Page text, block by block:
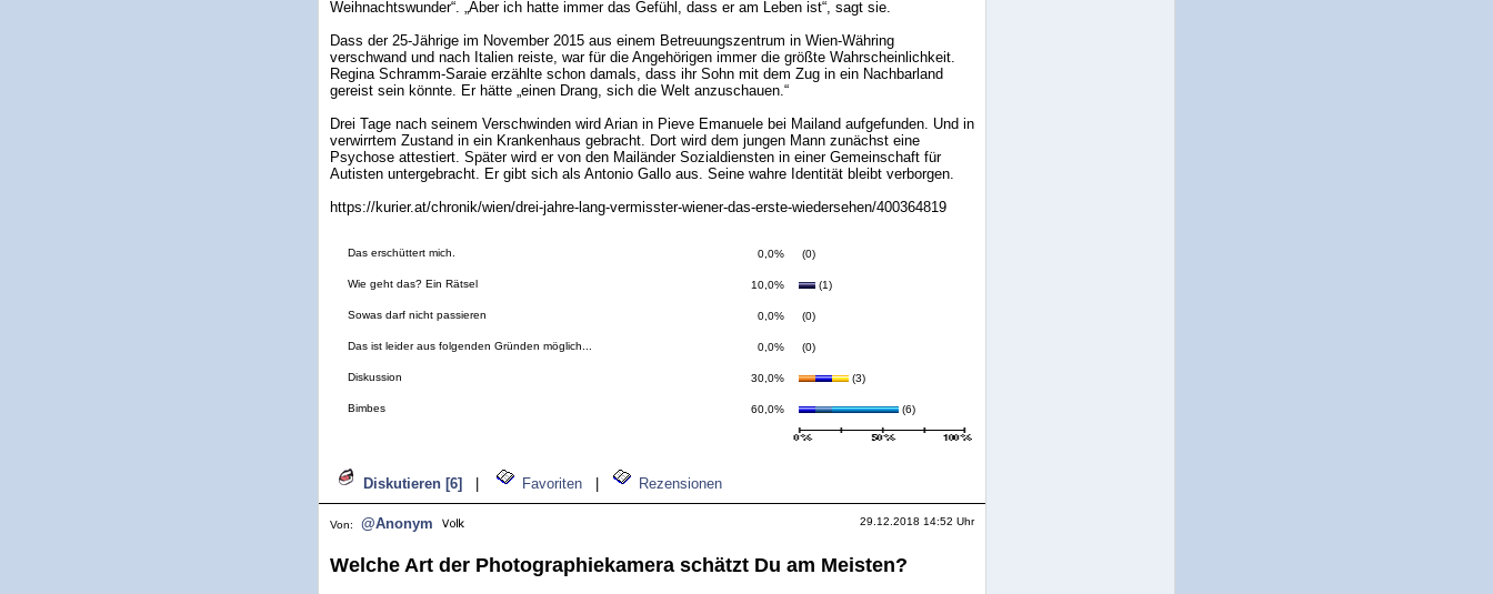
Weihnachtswunder“. „Aber ich hatte immer das Gefühl, dass er am Leben ist“, sagt sie.
Dass der 25-Jährige im November 2015 aus einem Betreuungszentrum in Wien-Währing
verschwand und nach Italien reiste, war für die Angehörigen immer die größte Wahrscheinlichkeit.
Regina Schramm-Saraie erzählte schon damals, dass ihr Sohn mit dem Zug in ein Nachbarland
gereist sein könnte. Er hätte „einen Drang, sich die Welt anzuschauen.“
Drei Tage nach seinem Verschwinden wird Arian in Pieve Emanuele bei Mailand aufgefunden. Und in
verwirrtem Zustand in ein Krankenhaus gebracht. Dort wird dem jungen Mann zunächst eine
Psychose attestiert. Später wird er von den Mailänder Sozialdiensten in einer Gemeinschaft für
Autisten untergebracht. Er gibt sich als Antonio Gallo aus. Seine wahre Identität bleibt verborgen.
https://kurier.at/chronik/wien/drei-jahre-lang-vermisster-wiener-das-erste-wiedersehen/400364819
Das erschüttert mich. 0,0% (0)
Wie geht das? Ein Rätsel 10,0% (1)
Sowas darf nicht passieren 0,0% (0)
Das ist leider aus folgenden Gründen möglich... 0,0% (0)
Diskussion 30,0% (3)
Bimbes 60,0% (6)
Diskutieren [6] Favoriten Rezensionen
Von: @Anonym 29.12.2018 14:52 Uhr
Welche Art der Photographiekamera schätzt Du am Meisten?